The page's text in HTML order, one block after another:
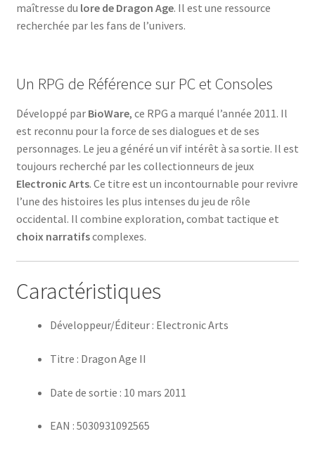
maîtresse du lore de Dragon Age. Il est une ressource
recherchée par les fans de l’univers.
Un RPG de Référence sur PC et Consoles
Développé par BioWare, ce RPG a marqué l’année 2011. Il
est reconnu pour la force de ses dialogues et de ses
personnages. Le jeu a généré un vif intérêt à sa sortie. Il est
toujours recherché par les collectionneurs de jeux
Electronic Arts. Ce titre est un incontournable pour revivre
l’une des histoires les plus intenses du jeu de rôle
occidental. Il combine exploration, combat tactique et
choix narratifscomplexes.
Caractéristiques
Développeur/Éditeur : Electronic Arts
Titre : Dragon Age II
Date de sortie : 10 mars 2011
EAN : 5030931092565